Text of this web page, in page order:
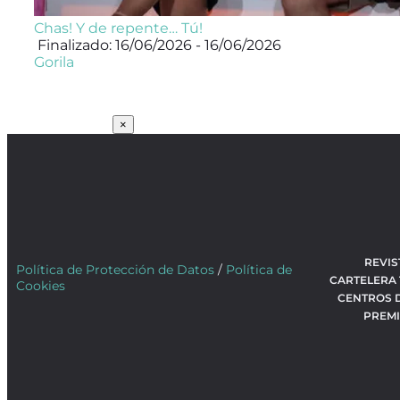
Chas! Y de repente… Tú!
Finalizado: 16/06/2026 - 16/06/2026
Gorila
×
Política de Protección de Datos / Política de
Cookies
CENTROS